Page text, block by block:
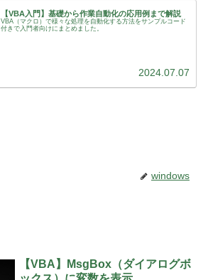
【VBA入門】基礎から作業自動化の応用例まで解説
VBA（マクロ）で様々な処理を自動化する方法をサンプルコード
付きで入門者向けにまとめました。
2024.07.07
windows
【VBA】MsgBox（ダイアログボ